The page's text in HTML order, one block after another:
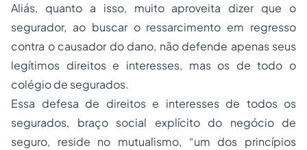
Aliás, quanto a isso, muito aproveita dizer que o
segurador, ao buscar o ressarcimento em regresso
contra o causador do dano, não defende apenas seus
legítimos direitos e interesses, mas os de todo o
colégio de segurados.
Essa defesa de direitos e interesses de todos os
segurados, braço social explícito do negócio de
seguro, reside no mutualismo, “um dos princípios